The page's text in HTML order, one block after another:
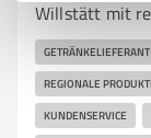
Willstätt mit
GETRÄNKELIEFERANT
REGIONALE
KUNDENSERVICE